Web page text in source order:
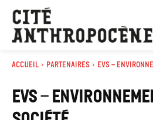
Accueil Partenaires EVS -
EVS -